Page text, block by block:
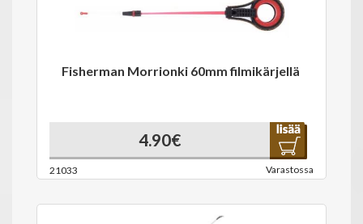
Fisherman Morrionki 60mm filmikärjellä
4.90€
21033 Varastossa